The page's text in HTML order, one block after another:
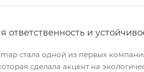
ответственность и
стала одной из первых
сделала акцент на